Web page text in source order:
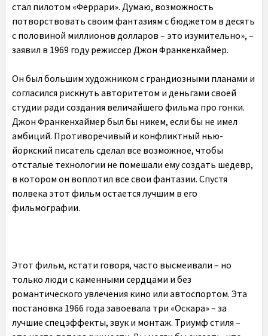
стал пилотом «Феррари». Думаю, возможность
потворствовать своим фантазиям с бюджетом в десять
с половиной миллионов долларов – это изумительно», –
заявил в 1969 году режиссер Джон Франкенхаймер.
Он был большим художником с грандиозными планами и
согласился рискнуть авторитетом и деньгами своей
студии ради создания величайшего фильма про гонки.
Джон Франкенхаймер был бы никем, если бы не имел
амбиций. Противоречивый и конфликтный нью-
йоркский писатель сделал все возможное, чтобы
отсталые технологии не помешали ему создать шедевр,
в котором он воплотил все свои фантазии. Спустя
полвека этот фильм остается лучшим в его
фильмографии.
Этот фильм, кстати говоря, часто высмеивали – но
только люди с каменными сердцами и без
романтического увлечения кино или автоспортом. Эта
постановка 1966 года завоевала три «Оскара» – за
лучшие спецэффекты, звук и монтаж. Триумф стиля –